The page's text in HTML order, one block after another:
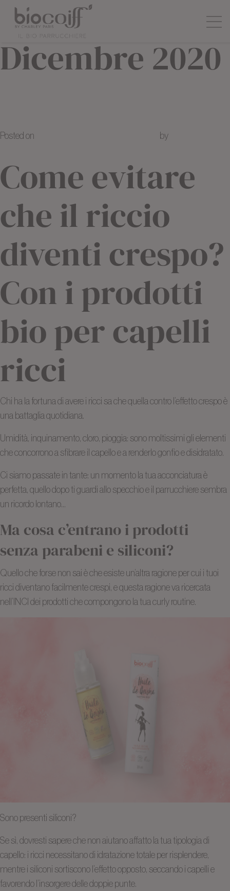
Mese:
Dicembre 2020
Posted on by
Come evitare
che il riccio
diventi crespo?
Con i prodotti
bio per capelli
ricci
Chi ha la fortuna di avere i ricci sa che quella contro l’effetto crespo è
una battaglia quotidiana.
Umidità, inquinamento, cloro, pioggia: sono moltissimi gli elementi
che concorrono a sfibrare il capello e a renderlo gonfio e disidratato.
Ci siamo passate in tante: un momento la tua acconciatura è
perfetta, quello dopo ti guardi allo specchio e il parrucchiere sembra
un ricordo lontano…
Ma cosa c’entrano i prodotti
senza parabeni e siliconi?
Quello che forse non sai è che esiste un’altra ragione per cui i tuoi
ricci diventano facilmente crespi, e questa ragione va ricercata
nell’INCI dei prodotti che compongono la tua curly routine.
Sono presenti siliconi?
Se sì, dovresti sapere che non aiutano affatto la tua tipologia di
capello: i ricci necessitano di idratazione totale per risplendere,
mentre i siliconi sortiscono l’effetto opposto, seccando i capelli e
favorendo l’insorgere delle doppie punte.